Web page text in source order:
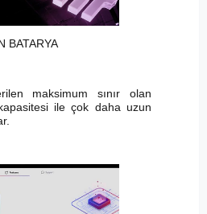
BATARYA
maksimum sınır olan
ile çok daha uzun